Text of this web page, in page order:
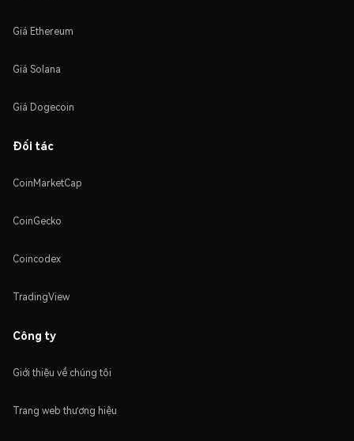
Giá Ethereum
Giá Solana
Giá Dogecoin
Đối tác
CoinMarketCap
CoinGecko
Coincodex
TradingView
Công ty
Giới thiệu về chúng tôi
Trang web thương hiệu